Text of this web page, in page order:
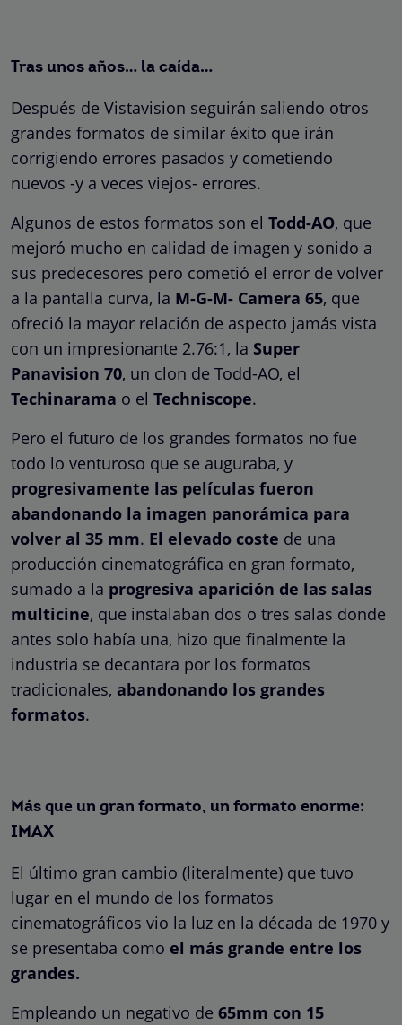
Tras unos años… la caída…
Después de Vistavision seguirán saliendo otros
grandes formatos de similar éxito que irán
corrigiendo errores pasados y cometiendo
nuevos -y a veces viejos- errores.
Algunos de estos formatos son el Todd-AO, que
mejoró mucho en calidad de imagen y sonido a
sus predecesores pero cometió el error de volver
a la pantalla curva, la M-G-M- Camera 65, que
ofreció la mayor relación de aspecto jamás vista
con un impresionante 2.76:1, la Super
Panavision 70, un clon de Todd-AO, el
Techinarama o el Techniscope.
Pero el futuro de los grandes formatos no fue
todo lo venturoso que se auguraba, y
progresivamente las películas fueron
abandonando la imagen panorámica para
volver al 35 mm. El elevado coste de una
producción cinematográfica en gran formato,
sumado a la progresiva aparición de las salas
multicine, que instalaban dos o tres salas donde
antes solo había una, hizo que finalmente la
industria se decantara por los formatos
tradicionales, abandonando los grandes
formatos.
Más que un gran formato, un formato enorme:
IMAX
El último gran cambio (literalmente) que tuvo
lugar en el mundo de los formatos
cinematográficos vio la luz en la década de 1970 y
se presentaba como el más grande entre los
grandes.
Empleando un negativo de 65mm con 15